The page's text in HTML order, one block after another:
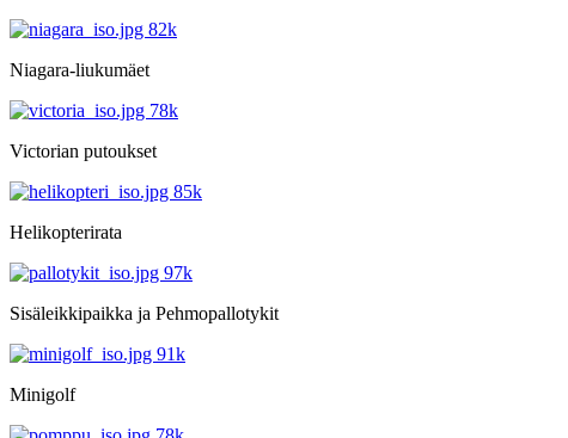
Niagara-liukumäet
Victorian putoukset
Helikopterirata
Sisäleikkipaikka ja Pehmopallotykit
Minigolf